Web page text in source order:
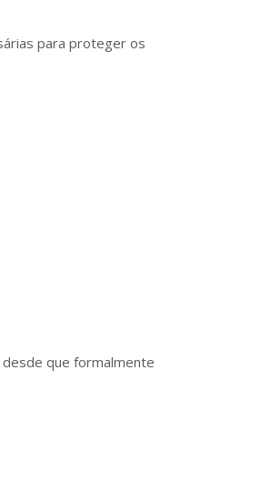
para proteger os
que formalmente